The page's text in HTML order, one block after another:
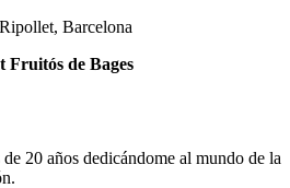
Barcelona
Fruitós de Bages
20 años dedicándome al mundo de la